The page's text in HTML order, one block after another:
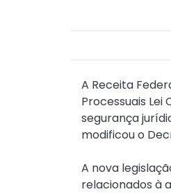
A Receita
Processuais
segurança
modificou o
A nova
relacionados à